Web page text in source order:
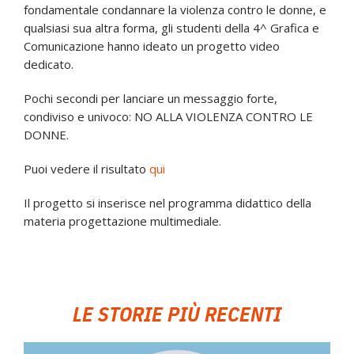
fondamentale condannare la violenza contro le donne, e
qualsiasi sua altra forma, gli studenti della 4^ Grafica e
Comunicazione hanno ideato un progetto video
dedicato.
Pochi secondi per lanciare un messaggio forte,
condiviso e univoco: NO ALLA VIOLENZA CONTRO LE
DONNE.
Puoi vedere il risultato qui
Il progetto si inserisce nel programma didattico della
materia progettazione multimediale.
LE STORIE PIÙ RECENTI